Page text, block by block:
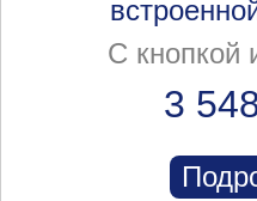
С кнопкой
3